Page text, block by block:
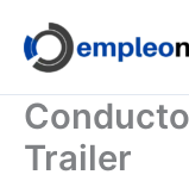
contenido
Trailer